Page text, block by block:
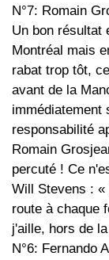
N°7: Romain
Un bon résultat
Montréal mais
rabat trop tôt,
avant de la
immédiatement
responsabilité
Romain
percuté ! Ce
Will Stevens :
route à chaque
j'aille, hors de
N°6: Fernando